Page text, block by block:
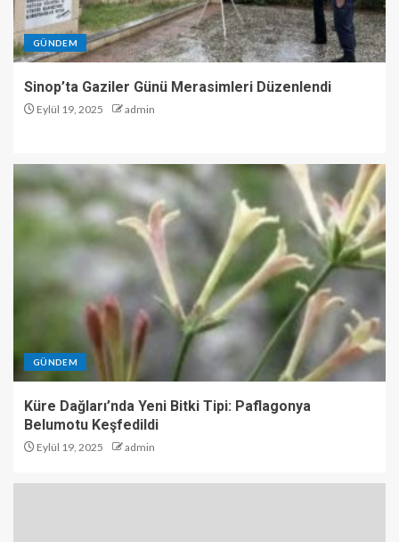
GÜNDEM
Sinop’ta Gaziler Günü Merasimleri Düzenlendi
Eylül 19, 2025 admin
GÜNDEM
Küre Dağları’nda Yeni Bitki Tipi: Paflagonya
Belumotu Keşfedildi
Eylül 19, 2025 admin